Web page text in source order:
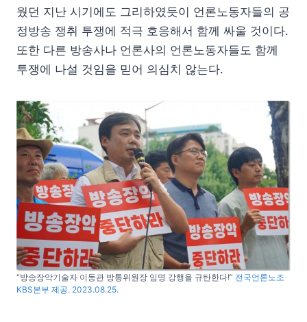
웠던 지난 시기에도 그리하였듯이 언론노동자들의 공
정방송 쟁취 투쟁에 적극 호응해서 함께 싸울 것이다.
또한 다른 방송사나 언론사의 언론노동자들도 함께
투쟁에 나설 것임을 믿어 의심치 않는다.
“방송장악기술자 이동관 방통위원장 임명 강행을 규탄한다!” 전국언론노조
KBS본부 제공. 2023.08.25.